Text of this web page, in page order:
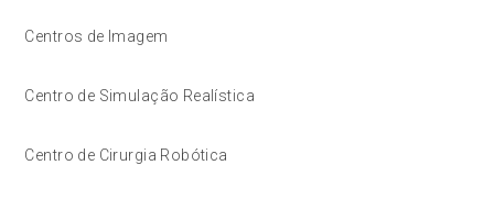
Centros de Imagem
Centro de Simulação Realística
Centro de Cirurgia Robótica